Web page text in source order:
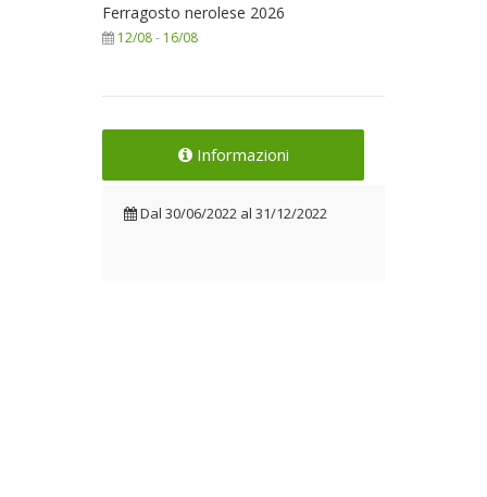
Ferragosto nerolese 2026
12/08- 16/08
Informazioni
Dal 30/06/2022 al 31/12/2022